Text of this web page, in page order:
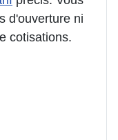
d'ouverture ni
cotisations.